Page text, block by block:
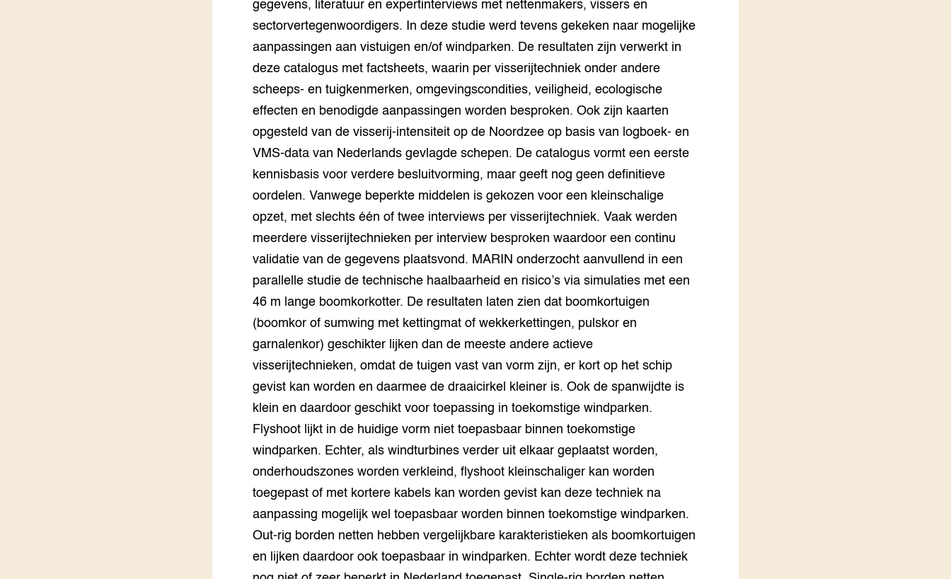
Groen, grond en infra
Varkenshouderij
EURCAW-Pigs
Groenpact Digitalisering &
Groen, welbevinden en
klimaatadaptatie
Invasieve exoten
Plantaardige genetische
bronnen
Genetische diversiteit
gegevens, literatuur en expertinterviews met nettenmakers, vissers en
sectorvertegenwoordigers. In deze studie werd tevens gekeken naar mogelijke
aanpassingen aan vistuigen en/of windparken. De resultaten zijn verwerkt in
deze catalogus met factsheets, waarin per visserijtechniek onder andere
scheeps- en tuigkenmerken, omgevingscondities, veiligheid, ecologische
effecten en benodigde aanpassingen worden besproken. Ook zijn kaarten
opgesteld van de visserij-intensiteit op de Noordzee op basis van logboek- en
VMS-data van Nederlands gevlagde schepen. De catalogus vormt een eerste
kennisbasis voor verdere besluitvorming, maar geeft nog geen definitieve
oordelen. Vanwege beperkte middelen is gekozen voor een kleinschalige
opzet, met slechts één of twee interviews per visserijtechniek. Vaak werden
meerdere visserijtechnieken per interview besproken waardoor een continu
validatie van de gegevens plaatsvond. MARIN onderzocht aanvullend in een
parallelle studie de technische haalbaarheid en risico’s via simulaties met een
46 m lange boomkorkotter. De resultaten laten zien dat boomkortuigen
(boomkor of sumwing met kettingmat of wekkerkettingen, pulskor en
garnalenkor) geschikter lijken dan de meeste andere actieve
visserijtechnieken, omdat de tuigen vast van vorm zijn, er kort op het schip
gevist kan worden en daarmee de draaicirkel kleiner is. Ook de spanwijdte is
klein en daardoor geschikt voor toepassing in toekomstige windparken.
Flyshoot lijkt in de huidige vorm niet toepasbaar binnen toekomstige
windparken. Echter, als windturbines verder uit elkaar geplaatst worden,
onderhoudszones worden verkleind, flyshoot kleinschaliger kan worden
toegepast of met kortere kabels kan worden gevist kan deze techniek na
aanpassing mogelijk wel toepasbaar worden binnen toekomstige windparken.
Out-rig borden netten hebben vergelijkbare karakteristieken als boomkortuigen
en lijken daardoor ook toepasbaar in windparken. Echter wordt deze techniek